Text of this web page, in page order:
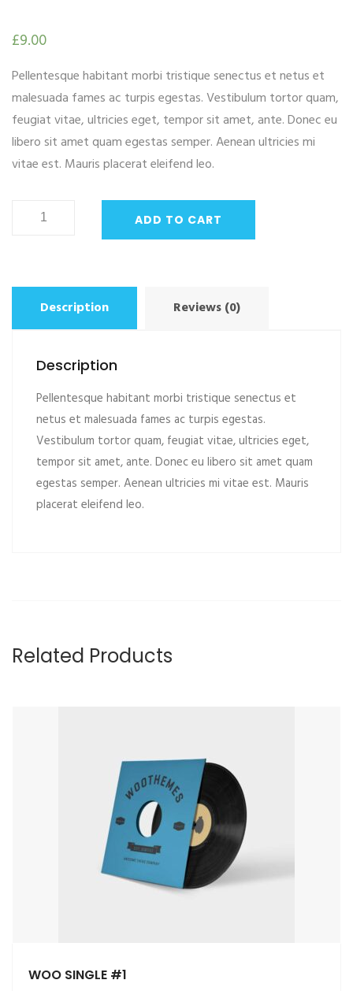
£9.00
Pellentesque habitant morbi tristique senectus et netus et
malesuada fames ac turpis egestas. Vestibulum tortor quam,
feugiat vitae, ultricies eget, tempor sit amet, ante. Donec eu
libero sit amet quam egestas semper. Aenean ultricies mi
vitae est. Mauris placerat eleifend leo.
ADD TO CART
Description Reviews (0)
Description
Pellentesque habitant morbi tristique senectus et
netus et malesuada fames ac turpis egestas.
Vestibulum tortor quam, feugiat vitae, ultricies eget,
tempor sit amet, ante. Donec eu libero sit amet quam
egestas semper. Aenean ultricies mi vitae est. Mauris
placerat eleifend leo.
Related Products
WOO SINGLE #1